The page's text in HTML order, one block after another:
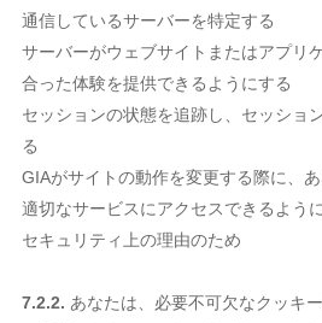
通信しているサーバーを特定する
サーバーがウェブサイトまたはアプリ
合った体験を提供できるようにする
セッションの状態を追跡し、セッショ
る
GIAがサイトの動作を変更する際に、
適切なサービスにアクセスできるよう
セキュリティ上の理由のため
7.2.2. あなたは、必要不可欠なクッキ